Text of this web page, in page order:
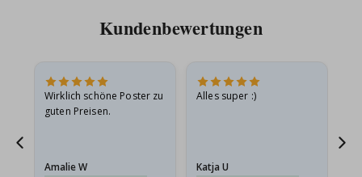
Kundenbewertungen
Wirklich schöne Poster zu
guten Preisen.
Amalie W
Alles super :)
Katja U